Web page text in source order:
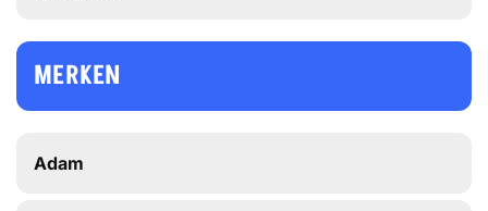
MERKEN
Adam